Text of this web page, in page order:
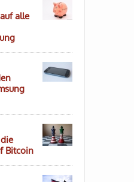
alle
Bitcoin